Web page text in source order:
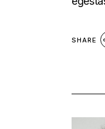
SHARE